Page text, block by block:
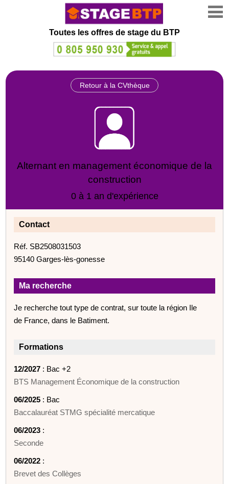
Toutes les offres de stage du BTP
Retour à la CVthèque
Alternant en management économique de la
construction
0 à 1 an d'expérience
Contact
Réf. SB2508031503
95140 Garges-lès-gonesse
Ma recherche
Je recherche tout type de contrat, sur toute la région Ile
de France, dans le Batiment.
Formations
12/2027 : Bac +2
BTS Management Économique de la construction
06/2025 : Bac
Baccalauréat STMG spécialité mercatique
06/2023 :
Seconde
06/2022 :
Brevet des Collèges